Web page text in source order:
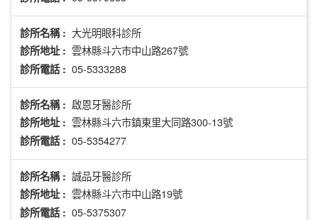
診所名稱 : 大光明眼科診所
診所地址 : 雲林縣斗六市中山路267號
診所電話 : 05-5333288
診所名稱 : 啟恩牙醫診所
診所地址 : 雲林縣斗六市鎮東里大同路300-13號
診所電話 : 05-5354277
診所名稱 : 誠品牙醫診所
診所地址 : 雲林縣斗六市中山路19號
診所電話 : 05-5375307